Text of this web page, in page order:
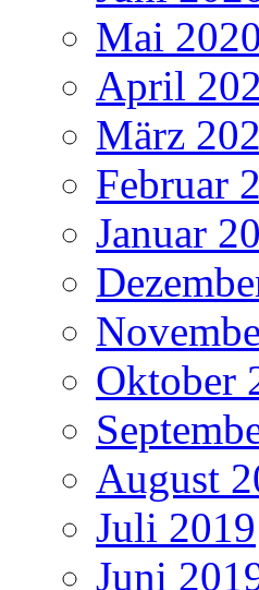
Mai 2020
April
März
Februar
Januar
Oktober
August
Juli 2019
Juni